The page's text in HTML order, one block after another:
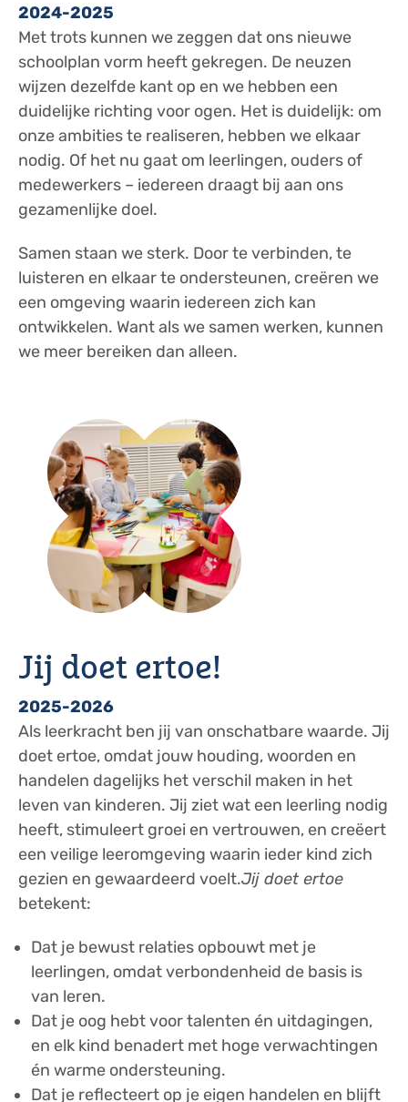
2024-2025
​Met trots kunnen we zeggen dat ons nieuwe
schoolplan vorm heeft gekregen. De neuzen
wijzen dezelfde kant op en we hebben een
duidelijke richting voor ogen. Het is duidelijk: om
onze ambities te realiseren, hebben we elkaar
nodig. Of het nu gaat om leerlingen, ouders of
medewerkers – iedereen draagt bij aan ons
gezamenlijke doel.
Samen staan we sterk. Door te verbinden, te
luisteren en elkaar te ondersteunen, creëren we
een omgeving waarin iedereen zich kan
ontwikkelen. Want als we samen werken, kunnen
we meer bereiken dan alleen.
Jij doet ertoe!
2025-2026
Als leerkracht ben jij van onschatbare waarde. Jij
doet ertoe, omdat jouw houding, woorden en
handelen dagelijks het verschil maken in het
leven van kinderen. Jij ziet wat een leerling nodig
heeft, stimuleert groei en vertrouwen, en creëert
een veilige leeromgeving waarin ieder kind zich
gezien en gewaardeerd voelt.Jij doet ertoe
betekent:
Dat je bewust relaties opbouwt met je
leerlingen, omdat verbondenheid de basis is
van leren.
Dat je oog hebt voor talenten én uitdagingen,
en elk kind benadert met hoge verwachtingen
én warme ondersteuning.
Dat je reflecteert op je eigen handelen en blijft